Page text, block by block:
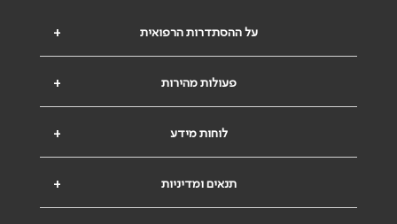
+ על ההסתדרות הרפואית
+ פעולות מהירות
+ לוחות מידע
+ תנאים ומדיניות